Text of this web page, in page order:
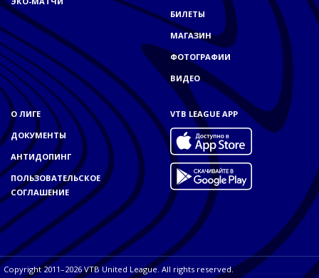
БИЛЕТЫ
МАГАЗИН
ФОТОГРАФИИ
ВИДЕО
О ЛИГЕ
ДОКУМЕНТЫ
АНТИДОПИНГ
ПОЛЬЗОВАТЕЛЬСКОЕ
СОГЛАШЕНИЕ
VTB LEAGUE APP
Copyright 2011–2026 VTB United League. All rights reserved.